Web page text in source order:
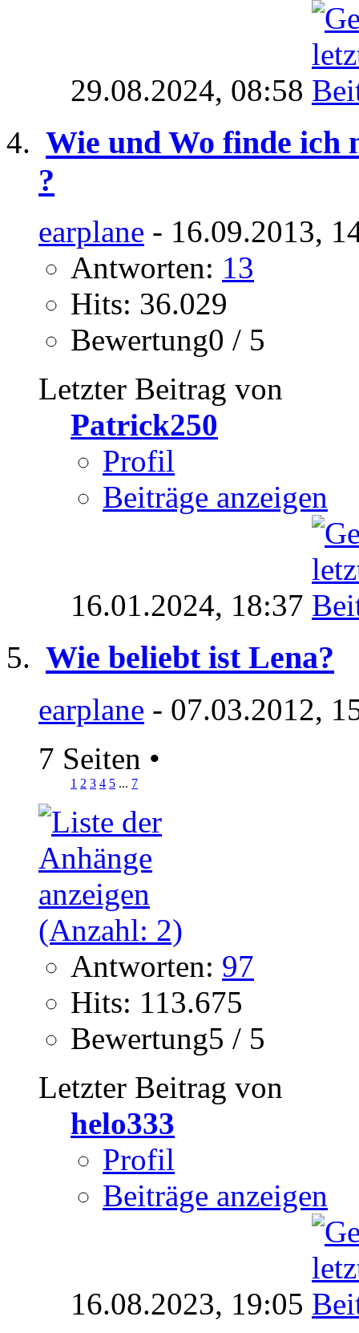
29.08.2024, 08:58
Wie und Wo finde ich
?
earplane - 16.09.2013,
Antworten: 13
Hits: 36.029
Bewertung0 / 5
Letzter Beitrag von
Patrick250
Profil
Beiträge anzeigen
16.01.2024, 18:37
Wie beliebt ist Lena?
earplane - 07.03.2012,
7 Seiten •
1 2 3 4 5 ... 7
Antworten: 97
Hits: 113.675
Bewertung5 / 5
Letzter Beitrag von
helo333
Profil
Beiträge anzeigen
16.08.2023, 19:05